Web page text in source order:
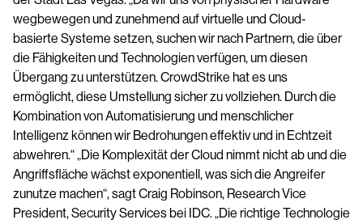
wegbewegen und zunehmend auf virtuelle und Cloud-
basierte Systeme setzen, suchen wir nach Partnern, die über
die Fähigkeiten und Technologien verfügen, um diesen
Übergang zu unterstützen. CrowdStrike hat es uns
ermöglicht, diese Umstellung sicher zu vollziehen. Durch die
Kombination von Automatisierung und menschlicher
Intelligenz können wir Bedrohungen effektiv und in Echtzeit
abwehren.“ „Die Komplexität der Cloud nimmt nicht ab und die
Angriffsfläche wächst exponentiell, was sich die Angreifer
zunutze machen“, sagt Craig Robinson, Research Vice
President, Security Services bei IDC. „Die richtige Technologie